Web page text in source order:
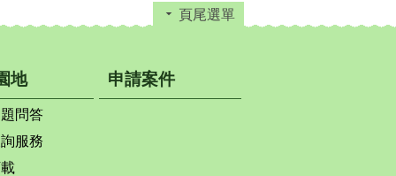
頁尾選單
地
問答
服務
申請案件